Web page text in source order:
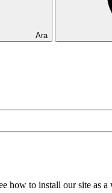
Ara
how to install our site as a